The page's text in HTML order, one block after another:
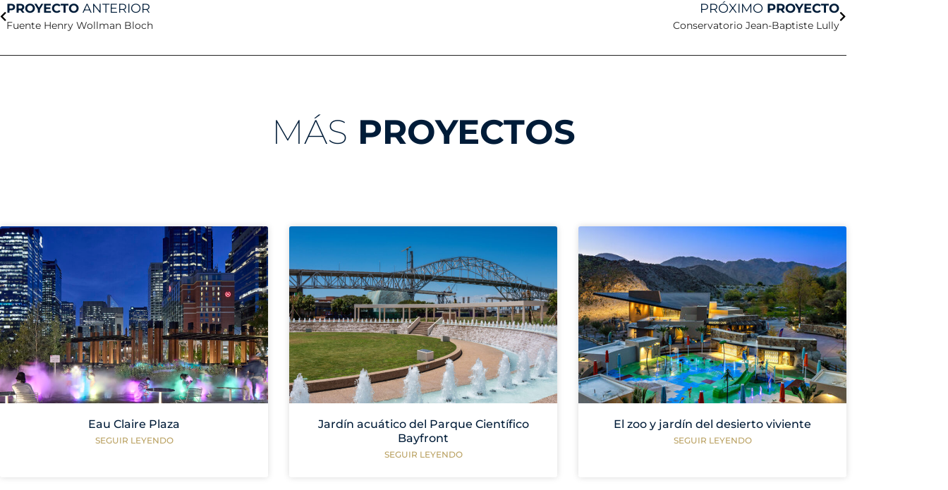
PROYECTO ANTERIOR
Fuente Henry Wollman Bloch
PRÓXIMO PROYECTO
Conservatorio Jean-Baptiste Lully
MÁS PROYECTOS
Eau Claire Plaza
SEGUIR LEYENDO
Jardín acuático del Parque Científico
Bayfront
SEGUIR LEYENDO
El zoo y jardín del desierto viviente
SEGUIR LEYENDO